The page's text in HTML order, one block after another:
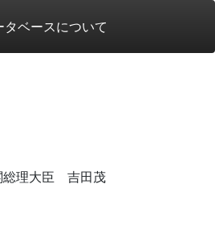
タベースについて
総理大臣 吉田茂